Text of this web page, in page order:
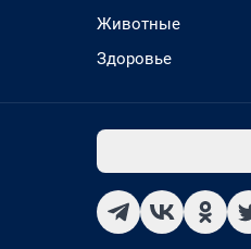
Животные
Здоровье